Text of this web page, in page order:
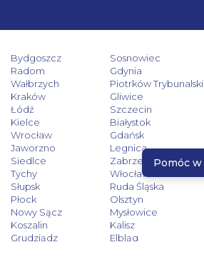
Bydgoszcz Sosnowiec
Radom
Gdynia
Wałbrzych
Piotrków Trybunalski
Kraków
Gliwice
Łódź
Szczecin
Kielce
Białystok
Wrocław
Gdańsk
Jaworzno
Legnica
Siedlce
Zabrze
Tychy
Włocławek
Słupsk
Ruda Śląska
Płock
Olsztyn
Nowy Sącz
Mysłowice
Koszalin
Kalisz
Grudziądz
Elbląg